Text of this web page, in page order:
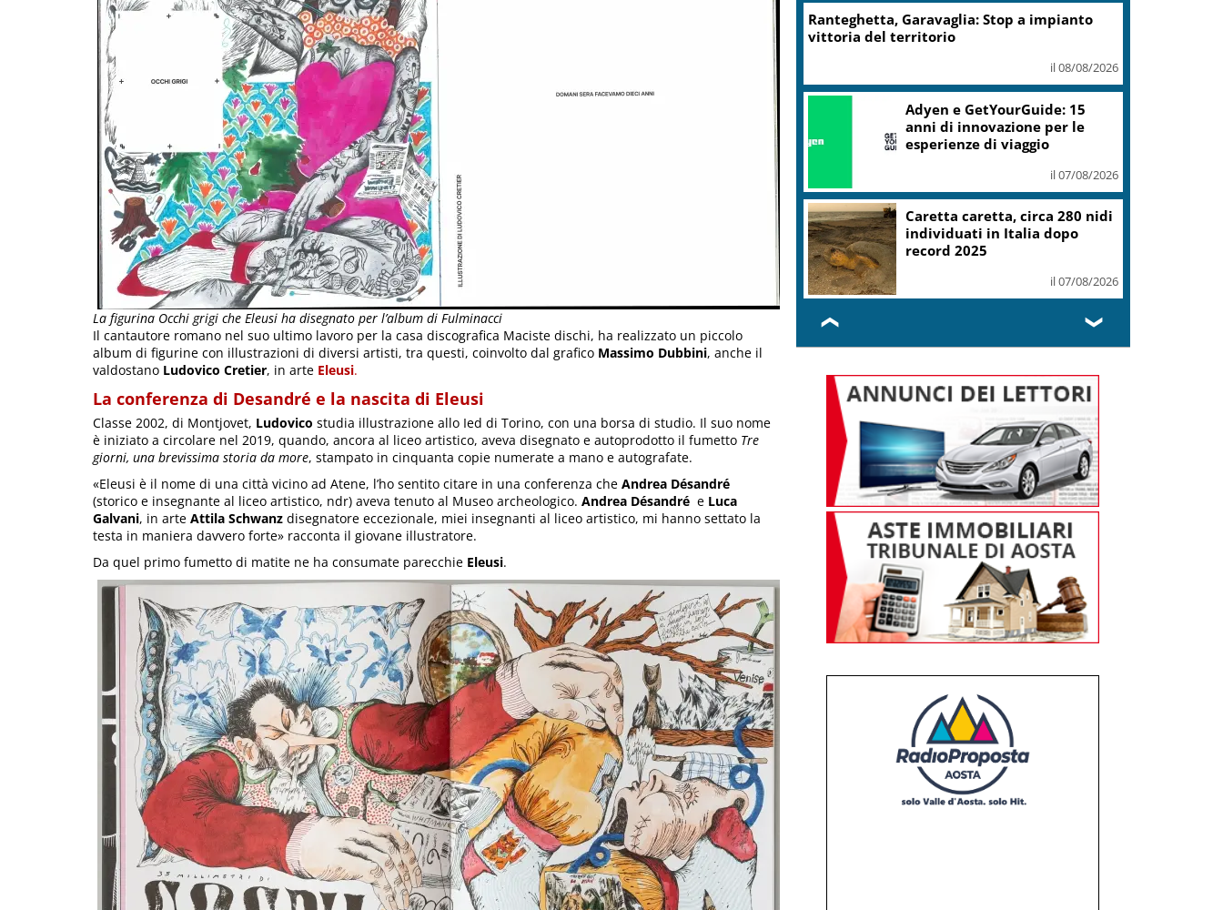
La figurina Occhi grigi che Eleusi ha disegnato per l’album di Fulminacci
Il cantautore romano nel suo ultimo lavoro per la casa discografica Maciste dischi, ha realizzato un piccolo
album di figurine con illustrazioni di diversi artisti, tra questi, coinvolto dal grafico Massimo Dubbini, anche il
valdostano Ludovico Cretier, in arte Eleusi.
La conferenza di Desandré e la nascita di Eleusi
Classe 2002, di Montjovet, Ludovico studia illustrazione allo Ied di Torino, con una borsa di studio. Il suo nome
è iniziato a circolare nel 2019, quando, ancora al liceo artistico, aveva disegnato e autoprodotto il fumetto Tre
giorni, una brevissima storia da more, stampato in cinquanta copie numerate a mano e autografate.
«Eleusi è il nome di una città vicino ad Atene, l’ho sentito citare in una conferenza che Andrea Désandré
(storico e insegnante al liceo artistico, ndr) aveva tenuto al Museo archeologico. Andrea Désandré e Luca
Galvani, in arte Attila Schwanz disegnatore eccezionale, miei insegnanti al liceo artistico, mi hanno settato la
testa in maniera davvero forte» racconta il giovane illustratore.
Da quel primo fumetto di matite ne ha consumate parecchie Eleusi.
Turismo, Osservatorio
Telepass: +20% di interesse
il 07/08/2026
Mic, Liguria: 5,8 mln da piano Grandi
Progetti Beni Culturali
il 07/08/2026
Mondiali Wakeboard: primo
oro è azzurro, Noa Gualtieri
campione Under 14
il 07/08/2026
❮ ❯